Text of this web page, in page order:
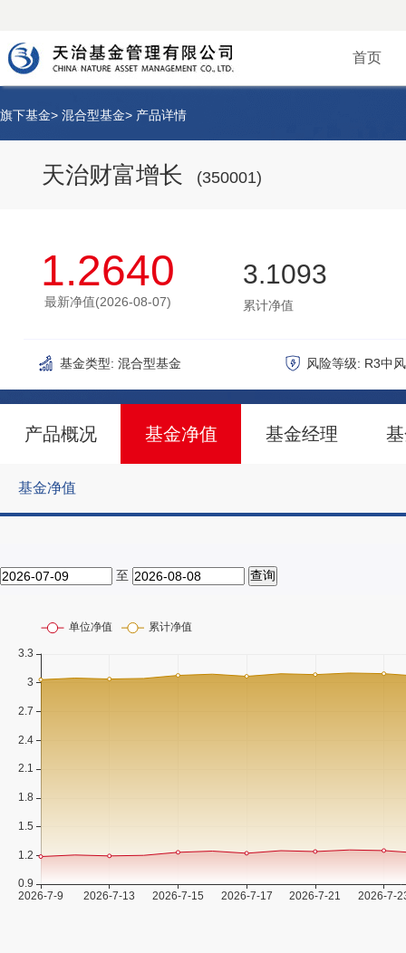
首页
旗下基金> 混合型基金> 产品详情
天治财富增长 (350001)
1.2640
最新净值(2026-08-07)
3.1093
累计净值
基金类型:混合型基金 风险等级: R3中
产品概况 基金净值 基金经理
基金净值
至 查询